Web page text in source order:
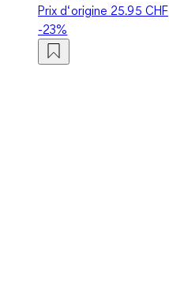
Prix d‘origine 25.95 CHF
-23%